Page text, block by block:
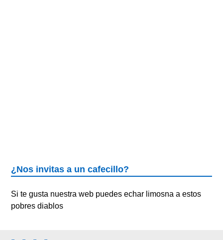
¿Nos invitas a un cafecillo?
Si te gusta nuestra web puedes echar limosna a estos
pobres diablos